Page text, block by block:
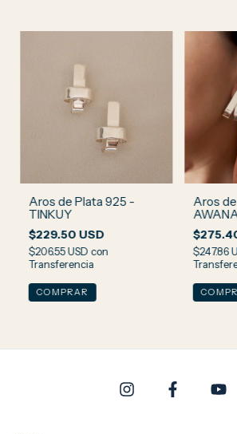
Aros de Plata 925 -
TINKUY
$229.50 USD
$206.55 USD con
Transferencia
Aros
$247.86